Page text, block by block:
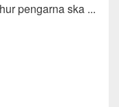
pengarna ska ...